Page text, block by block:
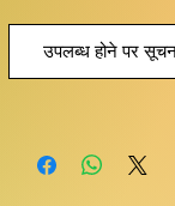
उपलब्ध होने पर